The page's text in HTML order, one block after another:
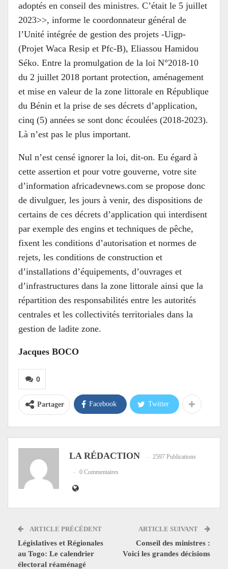
adoptés en conseil des ministres. C’était le 5 juillet
2023>>, informe le coordonnateur général de
l’Unité intégrée de gestion des projets -Uigp-
(Projet Waca Resip et Pfc-B), Eliassou Hamidou
Séko. Entre la promulgation de la loi N°2018-10
du 2 juillet 2018 portant protection, aménagement
et mise en valeur de la zone littorale en République
du Bénin et la prise de ses décrets d’application,
cinq (5) années se sont donc écoulées (2018-2023).
Là n’est pas le plus important.
Nul n’est censé ignorer la loi, dit-on. Eu égard à
cette assertion et pour votre gouverne, votre site
d’information africadevnews.com se propose donc
de divulguer, les jours à venir, des dispositions de
certains de ces décrets d’application qui interdisent
par exemple des engins et techniques de pêche,
fixent les conditions d’autorisation et normes de
rejets, les conditions de construction et
d’installations d’équipements, d’ouvrages et
d’infrastructures dans la zone littorale ainsi que la
répartition des responsabilités entre les autorités
centrales et les collectivités territoriales dans la
gestion de ladite zone.
Jacques BOCO
0
Partager Facebook Twitter
LA RÉDACTION 2597 Publications
0 Commentaires
ARTICLE PRÉCÉDENT
Législatives et Régionales
au Togo: Le calendrier
électoral réaménagé
ARTICLE SUIVANT
Conseil des ministres :
Voici les grandes décisions